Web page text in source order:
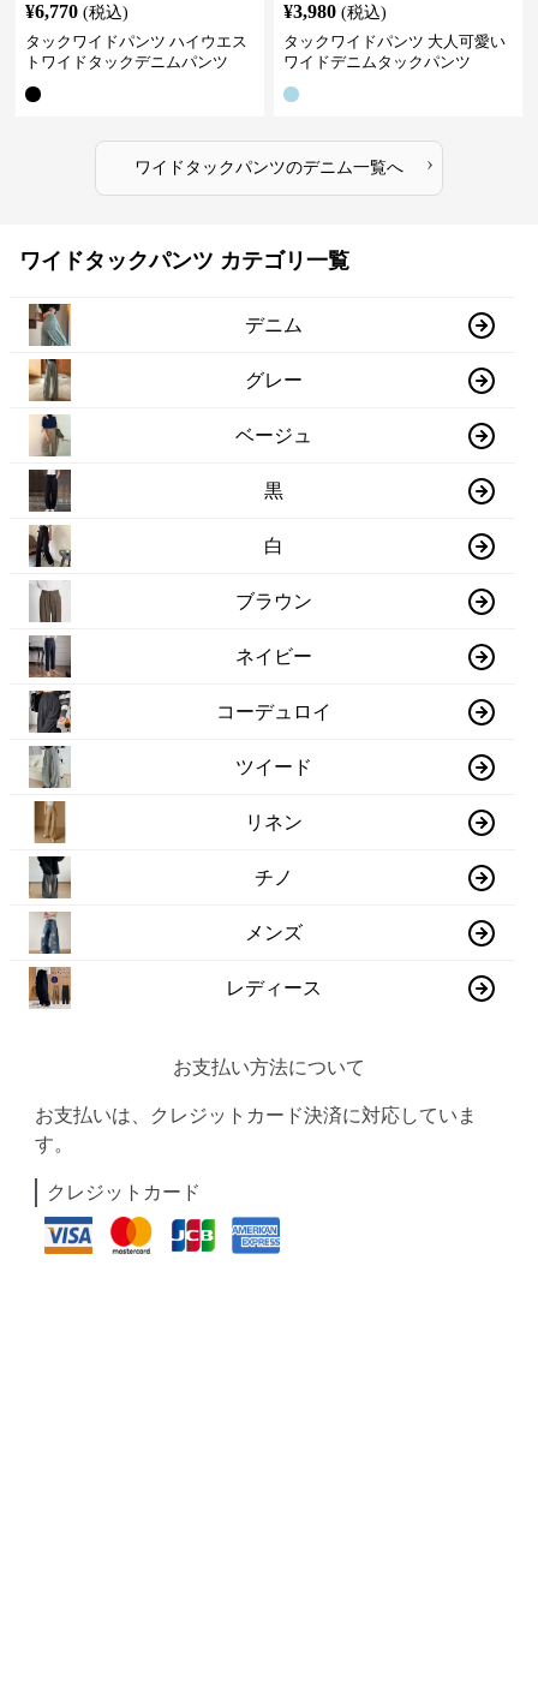
¥6,770 (税込)
タックワイドパンツ ハイウエス
トワイドタックデニムパンツ
¥3,980 (税込)
タックワイドパンツ 大人可愛い
ワイドデニムタックパンツ
ワイドタックパンツのデニム一覧へ ›
ワイドタックパンツ カテゴリ一覧
デニム
グレー
ベージュ
黒
白
ブラウン
ネイビー
コーデュロイ
ツイード
リネン
チノ
メンズ
レディース
お支払い方法について
お支払いは、クレジットカード決済に対応していま
す。
クレジットカード